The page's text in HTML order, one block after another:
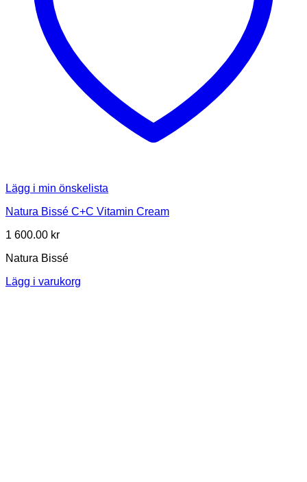
Lägg i min önskelista
Natura Bissé C+C Vitamin Cream
1 600.00 kr
Natura Bissé
Lägg i varukorg